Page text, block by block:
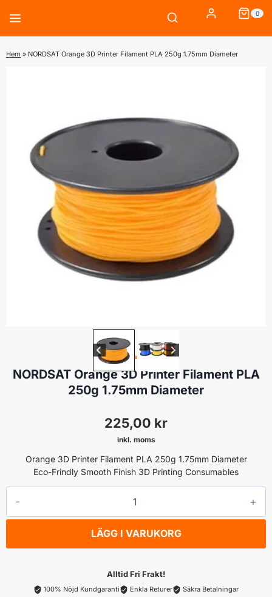
content
0
Hem » NORDSAT Orange 3D Printer Filament PLA 250g 1.75mm Diameter
FILAMENT
NORDSAT Orange 3D Printer Filament PLA
250g 1.75mm Diameter
225,00 kr
inkl. moms
Orange 3D Printer Filament PLA 250g 1.75mm Diameter
Eco-Frindly Smooth Finish 3D Printing Consumables
Printer
PLA
250g
LÄGG I VARUKORG
Alltid Fri Frakt!
100% Nöjd Kundgaranti Enkla Returer Säkra Betalningar